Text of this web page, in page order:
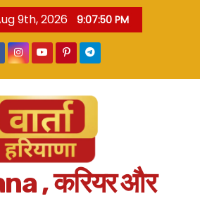
9th, 2026 9:07:52 PM
, करियर और